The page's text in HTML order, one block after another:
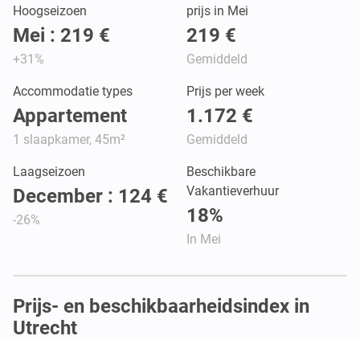
Hoogseizoen
Mei : 219 €
+31%
prijs in Mei
219 €
Gemiddeld
Accommodatie types
Appartement
1 slaapkamer, 45m²
Prijs per week
1.172 €
Gemiddeld
Laagseizoen
December : 124 €
-26%
Beschikbare
Vakantieverhuur
18%
In Mei
Prijs- en beschikbaarheidsindex in
Utrecht